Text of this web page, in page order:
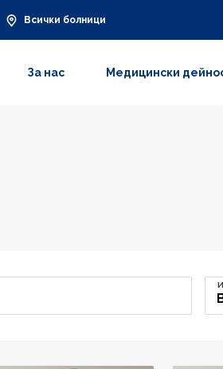
Всички болници
За нас Медицински